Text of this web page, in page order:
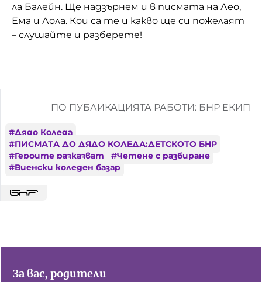
ла Балейн. Ще надзърнем и в писмата на Лео,
Ема и Лола. Кои са те и какво ще си пожелаят
– слушайте и разберете!
ПО ПУБЛИКАЦИЯТА РАБОТИ: БНР ЕКИП
#Дядо Коледа
#ПИСМАТА ДО ДЯДО КОЛЕДА;ДЕТСКОТО БНР
#Героите разказват #Четене с разбиране
#Виенски коледен базар
За вас, родители